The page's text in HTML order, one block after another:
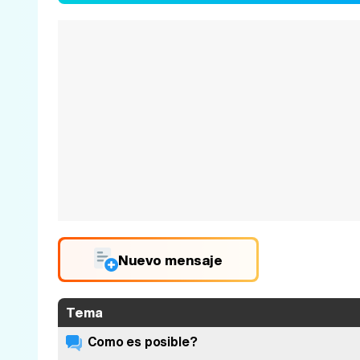
Nuevo mensaje
Tema
Como es posible?